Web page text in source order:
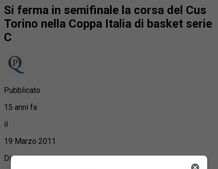
Si ferma in semifinale la corsa del Cus
Torino nella Coppa Italia di basket serie
C
Pubblicato
15 anni fa
il
19 Marzo 2011
Di